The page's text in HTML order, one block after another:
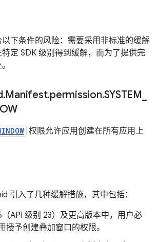
下条件的风险：需要采用非标准的缓解
定 SDK 级别得到缓解，而为了提供完
.Manifest.permission.SYSTEM
权限允许应用创建在所有应用上
引入了几种缓解措施，其中包括：
API 级别 23）及更高版本中，用户必
授予创建叠加窗口的权限。